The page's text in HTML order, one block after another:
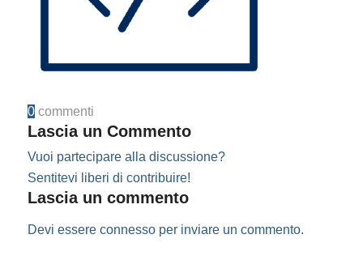
0 commenti
Lascia un Commento
Vuoi partecipare alla discussione?
Sentitevi liberi di contribuire!
Lascia un commento
Devi essere connessoper inviare un commento.